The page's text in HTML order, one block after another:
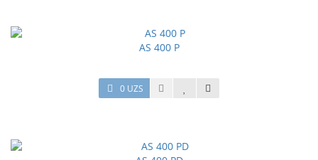
AS 400 P
0 UZS